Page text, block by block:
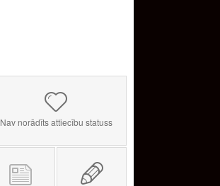
Nav norādīts attiecību statuss